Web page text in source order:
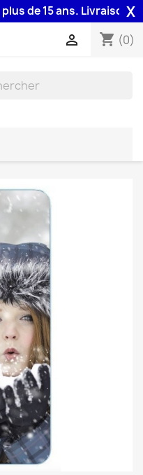
de 15 ans. Livraison 48H
X
shopping_cart (0)
